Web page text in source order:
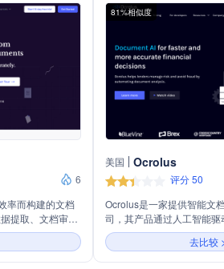
6
率而构建的文档
提取、文档审核
化文档处理，帮
支持多种文档类
银行对账单、银
81%相似度
美国 Ocrolus
评分 50
Ocrolus是一家提供智能文
司，其产品通过人工智能
技术，结合人工干预，帮
测和分析文档。Ocrolus主
帮助贷款机构管理风险和
去比较